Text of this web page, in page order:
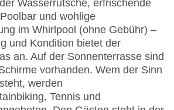
Wasserrutsche, erfrischende
und wohlige
im Whirlpool (ohne Gebühr) –
und Kondition bietet der
an. Auf der Sonnenterrasse sind
vorhanden. Wem der Sinn
werden
Tennis und